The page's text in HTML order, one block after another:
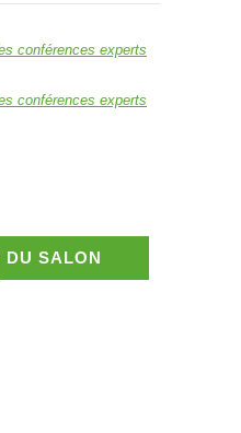
conférences experts
conférences experts
DU SALON